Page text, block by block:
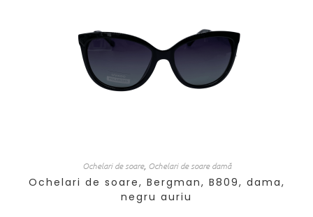
Ochelari de soare, Ochelari de soare damă
Ochelari de soare, Bergman, B809, dama,
negru auriu